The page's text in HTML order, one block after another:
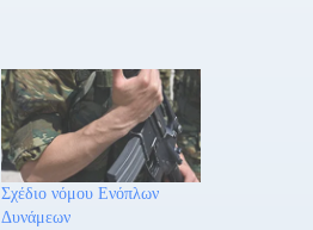
Σχέδιο νόμου Ενόπλων
Δυνάμεων